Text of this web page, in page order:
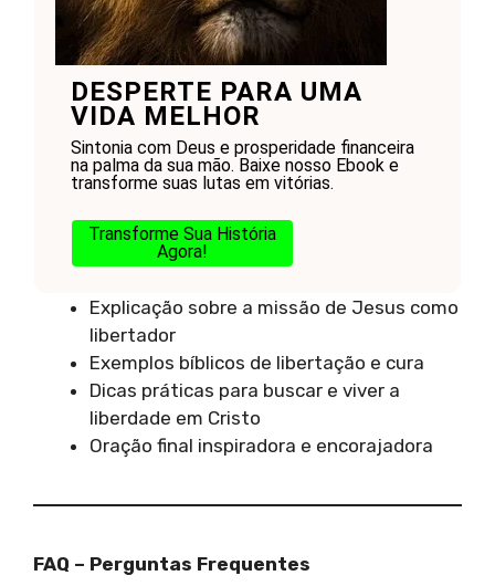
DESPERTE PARA UMA
VIDA MELHOR
Sintonia com Deus e prosperidade financeira
na palma da sua mão. Baixe nosso Ebook e
transforme suas lutas em vitórias.
Transforme Sua História
Agora!
Explicação sobre a missão de Jesus como
libertador
Exemplos bíblicos de libertação e cura
Dicas práticas para buscar e viver a
liberdade em Cristo
Oração final inspiradora e encorajadora
FAQ – Perguntas Frequentes